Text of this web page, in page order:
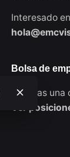
Interesado
Bolsa de
¿Buscas
Ver